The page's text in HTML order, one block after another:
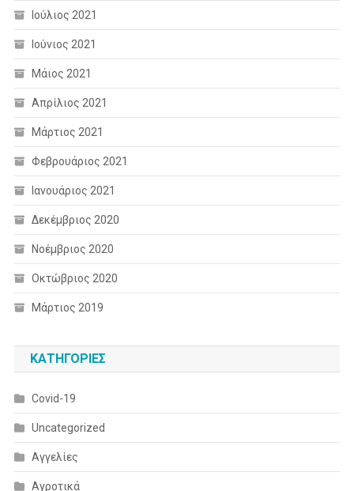
Ιούλιος 2021
Ιούνιος 2021
Μάιος 2021
Απρίλιος 2021
Μάρτιος 2021
Φεβρουάριος 2021
Ιανουάριος 2021
Δεκέμβριος 2020
Νοέμβριος 2020
Οκτώβριος 2020
Μάρτιος 2019
KΑΤΗΓΟΡΊΕΣ
Covid-19
Uncategorized
Αγγελίες
Αγροτικά